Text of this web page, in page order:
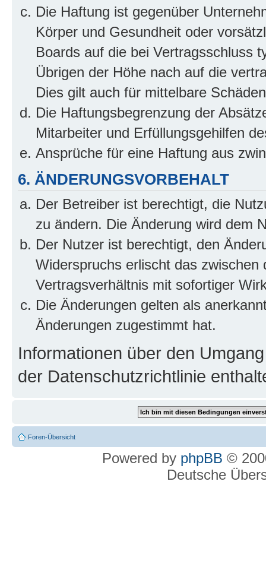
Die Haftung ist gegenüber
Körper und Gesundheit oder
Boards auf die bei Vertragsschluss
Übrigen der Höhe nach auf die
Dies gilt auch für mittelbare
Die Haftungsbegrenzung der
Mitarbeiter und Erfüllungsgehilfen
Ansprüche für eine Haftung aus
6. ÄNDERUNGSVORBEHALT
Der Betreiber ist berechtigt, die
zu ändern. Die Änderung wird dem
Der Nutzer ist berechtigt, den
Widerspruchs erlischt das
Vertragsverhältnis mit sofortiger
Die Änderungen gelten als
Änderungen zugestimmt hat.
Informationen über den
der Datenschutzrichtlinie
Foren-Übersicht
Powered by phpBB ©
Deutsche